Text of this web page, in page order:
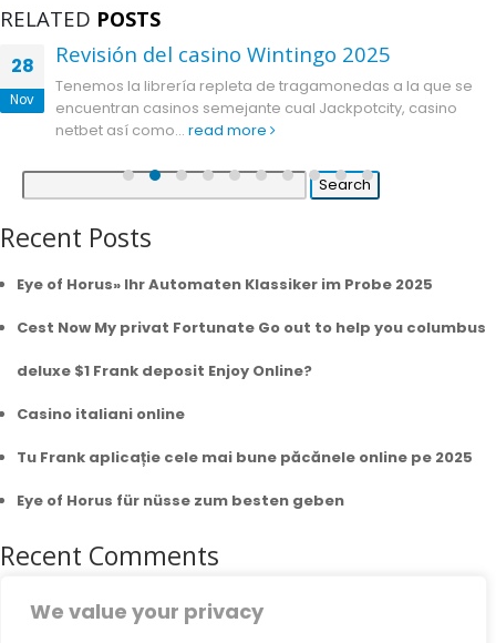
We value your privacy
RELATED POSTS
28
Nov
Revisión del casino Wintingo 2025
Tenemos la librería repleta de tragamonedas a la que se
encuentran casinos semejante cual Jackpotcity, casino
netbet así­ como... read more
Search
for:
Recent Posts
Eye of Horus» Ihr Automaten Klassiker im Probe 2025
Cest Now My privat Fortunate Go out to help you columbus
deluxe $1 Frank deposit Enjoy Online?
Casino italiani online
Tu Frank aplicație cele mai bune păcănele online pe 2025
Eye of Horus für nüsse zum besten geben
Recent Comments
A WordPress CommenteronVIP Account Manager